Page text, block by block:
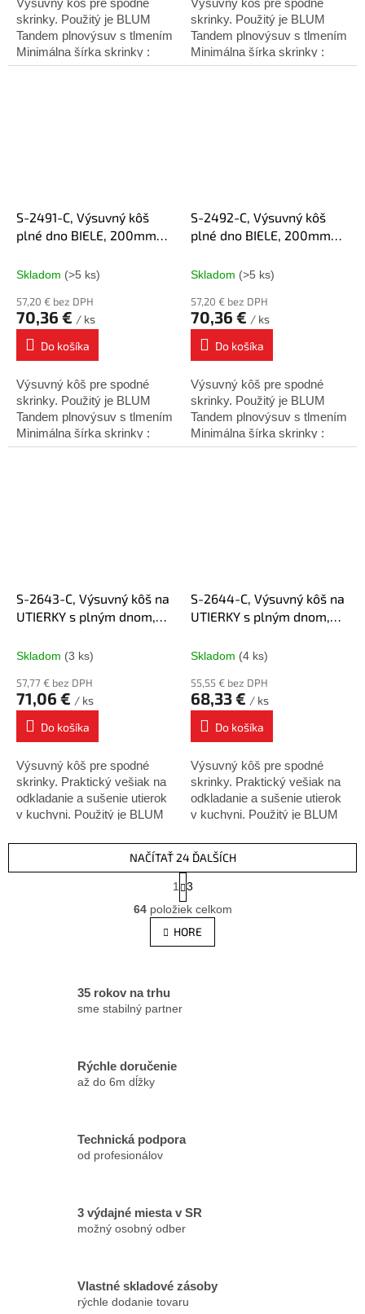
Výsuvný kôš pre spodné
skrinky. Použitý je BLUM
Tandem plnovýsuv s tlmením
Minimálna šírka skrinky :
200mm Minimálna hĺbka
Výsuvný kôš pre spodné
skrinky. Použitý je BLUM
Tandem plnovýsuv s tlmením
Minimálna šírka skrinky :
200mm Minimálna hĺbka
S-2491-C, Výsuvný kôš
plné dno BIELE, 200mm
plnovýsuv
Skladom (>5 ks)
57,20 € bez DPH
70,36 € / ks
Do košíka
Výsuvný kôš pre spodné
skrinky. Použitý je BLUM
Tandem plnovýsuv s tlmením
Minimálna šírka skrinky :
200mm Minimálna hĺbka
S-2492-C, Výsuvný kôš
plné dno BIELE, 200mm
plnovýsuv
Skladom (>5 ks)
57,20 € bez DPH
70,36 € / ks
Do košíka
Výsuvný kôš pre spodné
skrinky. Použitý je BLUM
Tandem plnovýsuv s tlmením
Minimálna šírka skrinky :
200mm Minimálna hĺbka
S-2643-C, Výsuvný kôš na
UTIERKY s plným dnom,
Blum plnovýsuv
Skladom (3 ks)
57,77 € bez DPH
71,06 € / ks
Do košíka
Výsuvný kôš pre spodné
skrinky. Praktický vešiak na
odkladanie a sušenie utierok
v kuchyni. Použitý je BLUM
Povrchová úprava : chróm /
S-2644-C, Výsuvný kôš na
UTIERKY s plným dnom,
Blum plnovýsuv
Skladom (4 ks)
55,55 € bez DPH
68,33 € / ks
Do košíka
Výsuvný kôš pre spodné
skrinky. Praktický vešiak na
odkladanie a sušenie utierok
v kuchyni. Použitý je BLUM
Povrchová úprava : chróm /
plné biele...
O
v
l
á
i
ý
p
NAČÍTAŤ 24 ĎALŠÍCH
S
t
r
á
n
k
1
3
64položiek celkom
HORE
35 rokov na trhu
sme stabilný partner
Rýchle doručenie
až do 6m dĺžky
Technická podpora
od profesionálov
3 výdajné miesta v SR
možný osobný odber
Vlastné skladové zásoby
rýchle dodanie tovaru